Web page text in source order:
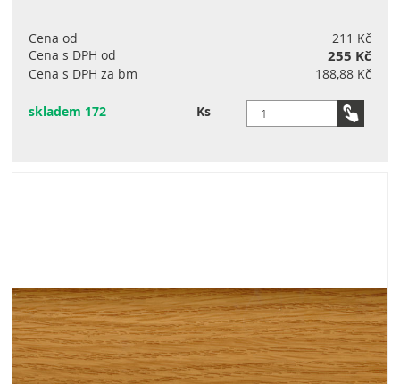
Cena od
211 Kč
Cena s DPH od
255 Kč
Cena s DPH za bm 188,88 Kč
skladem 172 Ks